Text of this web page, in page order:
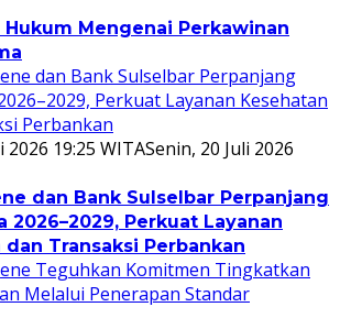
Hukum Mengenai Perkawinan
2026 19:25 WITASenin, 20 Juli 2026
dan Bank Sulselbar Perpanjang
2026–2029, Perkuat Layanan
dan Transaksi Perbankan